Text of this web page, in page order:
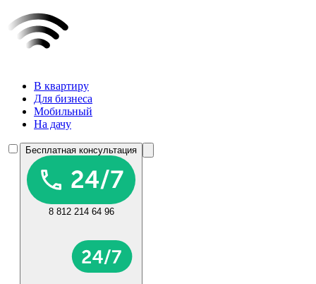
В квартиру
Для бизнеса
Мобильный
На дачу
Бесплатная консультация
8 812 214 64 96